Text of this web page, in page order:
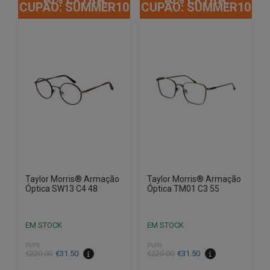
CUPÃO: SUMMER10
Taylor Morris® Armação
Óptica SW13 C4 48
EM STOCK
PVPR
€220.00
O
€31.50
O
CUPÃO: SUMMER10
Taylor Morris® Armação
Óptica TM01 C3 55
EM STOCK
PVPR
€220.00
O
€31.50
O